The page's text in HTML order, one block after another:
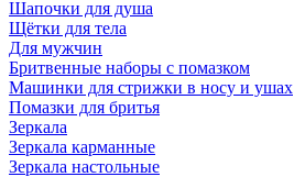
Шапочки для душа
Щётки для тела
Для мужчин
Бритвенные наборы с помазком
Машинки для стрижки в носу и ушах
Помазки для бритья
Зеркала
Зеркала карманные
Зеркала настольные